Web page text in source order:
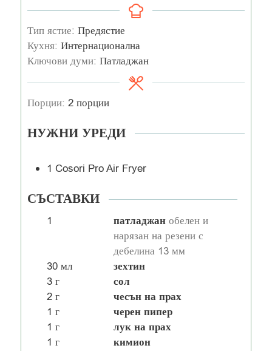
Тип ястие: Предястие
Кухня: Интернационална
Ключови думи: Патладжан
Порции: 2 порции
НУЖНИ УРЕДИ
1 Cosori Pro Air Fryer
СЪСТАВКИ
1 патладжан обелен и
нарязан на резени с
дебелина 13 мм
30 мл зехтин
3 г сол
2 г чесън на прах
1 г черен пипер
1 г лук на прах
1 г кимион